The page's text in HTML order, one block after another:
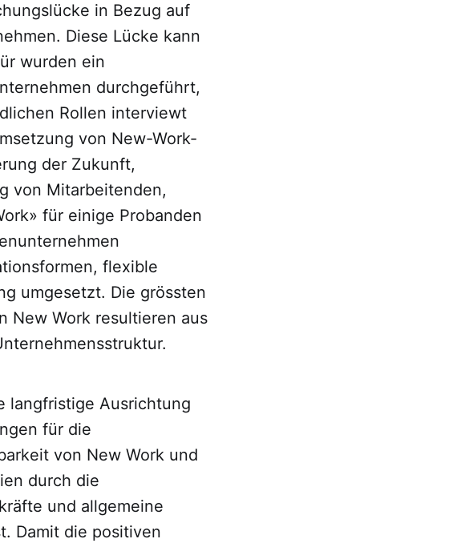
in Bezug auf
Diese Lücke kann
wurden ein
durchgeführt,
Rollen interviewt
von New-Work-
der Zukunft,
von Mitarbeitenden,
für einige Probanden
flexible
umgesetzt. Die grössten
New Work resultieren aus
langfristige Ausrichtung
für die
von New Work und
durch die
und allgemeine
Damit die positiven